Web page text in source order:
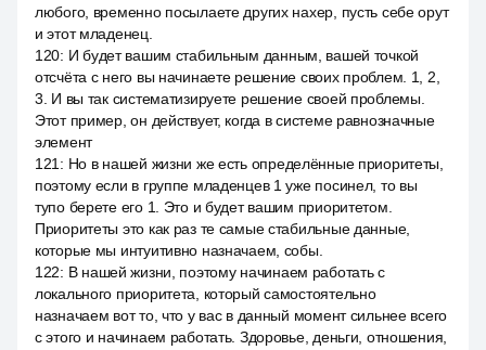
любого, временно посылаете других нахер, пусть себе орут
и этот младенец.
120: И будет вашим стабильным данным, вашей точкой
отсчёта с него вы начинаете решение своих проблем. 1, 2,
3. И вы так систематизируете решение своей проблемы.
Этот пример, он действует, когда в системе равнозначные
элемент
121 : Но в нашей жизни же есть определённые приоритеты,
поэтому если в группе младенцев 1 уже посинел, то вы
тупо берете его 1. Это и будет вашим приоритетом.
Приоритеты это как раз те самые стабильные данные,
которые мы интуитивно назначаем, собы.
122: В нашей жизни, поэтому начинаем работать с
локального приоритета, который самостоятельно
назначаем вот то, что у вас в данный момент сильнее всего
с этого и начинаем работать. Здоровье, деньги, отношения,